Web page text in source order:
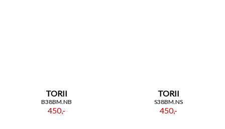
TORII
B38BM.NB
450,-
TORII
S38BM.NS
450,-